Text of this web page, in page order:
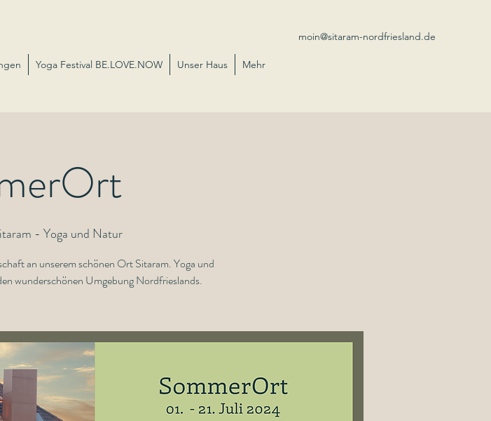
moin@sitaram-nordfriesland.de
Yoga Festival BE.LOVE.NOW Unser Haus Mehr
- Yoga und Natur
an unserem schönen Ort Sitaram. Yoga und
wunderschönen Umgebung Nordfrieslands.